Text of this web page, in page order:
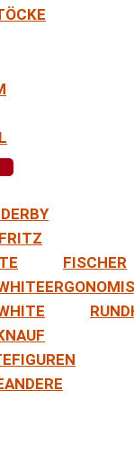
DERBY
FRITZ
FISCHER
FIGUREN
ANDERE